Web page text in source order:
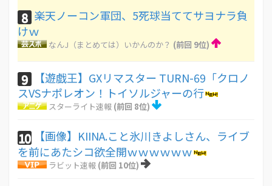
8 楽天ノーコン軍団、5死球当ててサヨナラ負
けｗ
なんJ（まとめては）いかんのか？ (前回 9位)
9
【遊戯王】GXリマスター TURN-69「クロノ
スVSナポレオン！トイソルジャーの行
スターライト速報 (前回 8位)
10
【画像】KIINA.こと氷川きよしさん、ライブ
を前にあたシコ欲全開ｗｗｗｗｗｗ
ラビット速報 (前回 10位)